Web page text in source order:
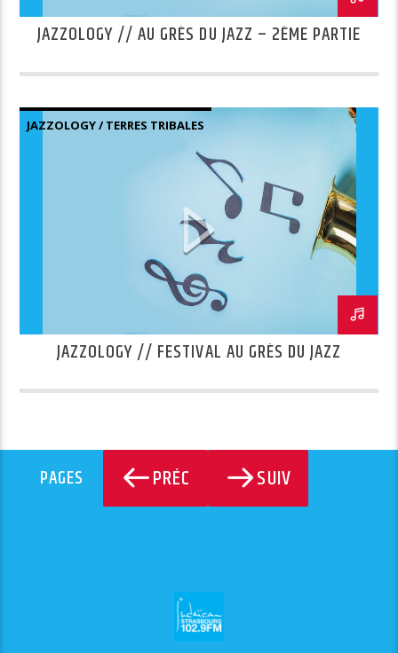
JAZZOLOGY // AU GRÈS DU JAZZ – 2ÈME PARTIE
JAZZOLOGY / TERRES TRIBALES
JAZZOLOGY // FESTIVAL AU GRÈS DU JAZZ
PAGES PRÉC SUIV